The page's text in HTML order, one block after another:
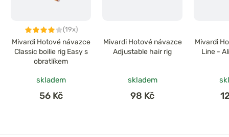
(19x)
Mivardi Hotové návazce
Classic boilie rig Easy s
obratlíkem
skladem
56 Kč
Mivardi Hotové návazce
Adjustable hair rig
skladem
98 Kč
Mivardi
Line -